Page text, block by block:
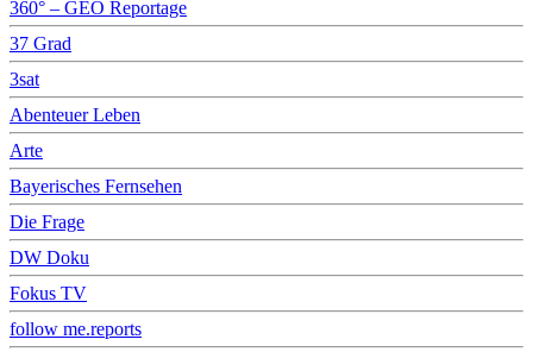
360° – GEO Reportage
37 Grad
3sat
Abenteuer Leben
Arte
Bayerisches Fernsehen
Die Frage
DW Doku
Fokus TV
follow me.reports